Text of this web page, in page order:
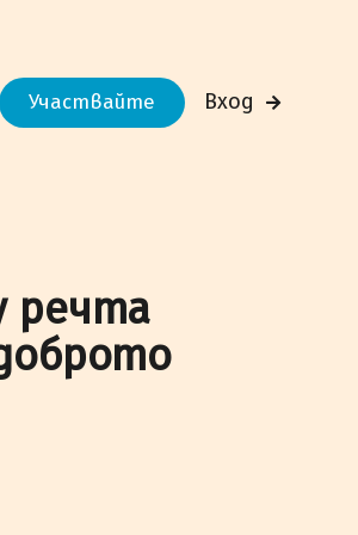
Участвайте Вход
речта